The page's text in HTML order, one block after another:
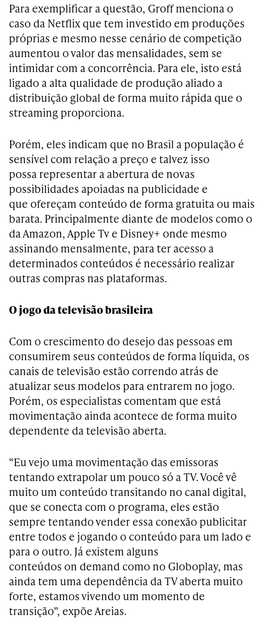
Para exemplificar a questão, Groff menciona o
caso da Netflix que tem investido em produções
próprias e mesmo nesse cenário de competição
aumentou o valor das mensalidades, sem se
intimidar com a concorrência. Para ele, isto está
ligado a alta qualidade de produção aliado a
distribuição global de forma muito rápida que o
streaming proporciona.
Porém, eles indicam que no Brasil a população é
sensível com relação a preço e talvez isso
possa representar a abertura de novas
possibilidades apoiadas na publicidade e
que ofereçam conteúdo de forma gratuita ou mais
barata. Principalmente diante de modelos como o
da Amazon, Apple Tv e Disney+ onde mesmo
assinando mensalmente, para ter acesso a
determinados conteúdos é necessário realizar
outras compras nas plataformas.
O jogo da televisão brasileira
Com o crescimento do desejo das pessoas em
consumirem seus conteúdos de forma líquida, os
canais de televisão estão correndo atrás de
atualizar seus modelos para entrarem no jogo.
Porém, os especialistas comentam que está
movimentação ainda acontece de forma muito
dependente da televisão aberta.
“Eu vejo uma movimentação das emissoras
tentando extrapolar um pouco só a TV. Você vê
muito um conteúdo transitando no canal digital,
que se conecta com o programa, eles estão
sempre tentando vender essa conexão publicitar
entre todos e jogando o conteúdo para um lado e
para o outro. Já existem alguns
conteúdos on demand como no Globoplay, mas
ainda tem uma dependência da TV aberta muito
forte, estamos vivendo um momento de
transição”, expõe Areias.